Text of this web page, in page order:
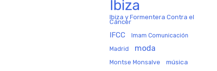
Ibiza
Ibiza y Formentera Contra el
Cáncer
IFCC Imam Comunicación
Madrid moda
Montse Monsalve música